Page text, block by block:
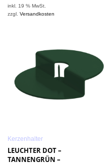
inkl. 19 % MwSt.
zzgl.Versandkosten
Kerzenhalter
LEUCHTER DOT –
TANNENGRÜN –